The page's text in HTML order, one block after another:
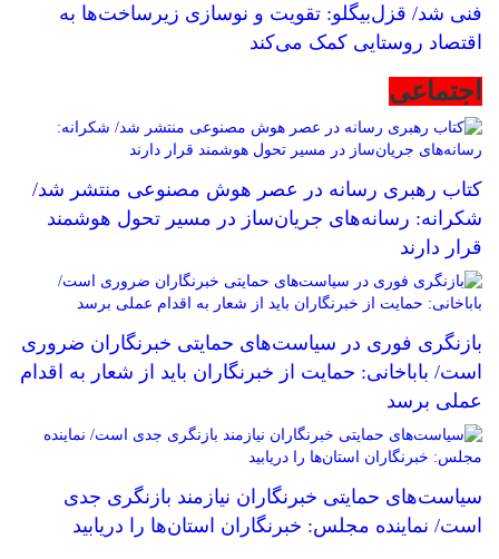
فنی شد/ قزل‌بیگلو: تقویت و نوسازی زیرساخت‌ها به
اقتصاد روستایی کمک می‌کند
اجتماعی
کتاب رهبری رسانه در عصر هوش مصنوعی منتشر شد/
شکرانه: رسانه‌های جریان‌ساز در مسیر تحول هوشمند
قرار دارند
بازنگری فوری در سیاست‌های حمایتی خبرنگاران ضروری
است/ باباخانی: حمایت از خبرنگاران باید از شعار به اقدام
عملی برسد
سیاست‌های حمایتی خبرنگاران نیازمند بازنگری جدی
است/ نماینده مجلس: خبرنگاران استان‌ها را دریابید